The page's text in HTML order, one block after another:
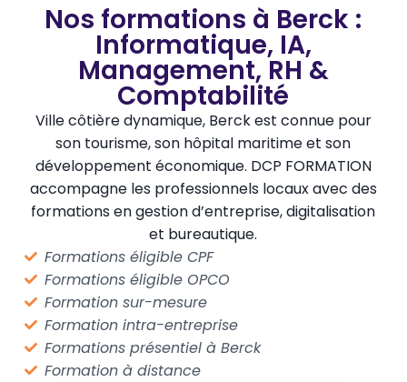
Nos formations à Berck :
Informatique, IA,
Management, RH &
Comptabilité
Ville côtière dynamique, Berck est connue pour
son tourisme, son hôpital maritime et son
développement économique. DCP FORMATION
accompagne les professionnels locaux avec des
formations en gestion d’entreprise, digitalisation
et bureautique.
Formations éligible CPF
Formations éligible OPCO
Formation sur-mesure
Formation intra-entreprise
Formations présentiel à Berck
Formation à distance